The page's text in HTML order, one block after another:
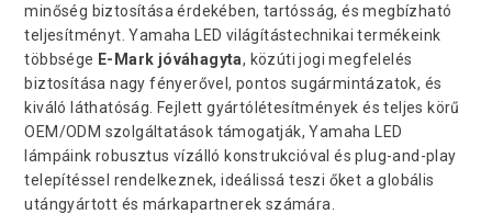
minőség biztosítása érdekében, tartósság, és megbízható
teljesítményt. Yamaha LED világítástechnikai termékeink
többsége E-Mark jóváhagyta, közúti jogi megfelelés
biztosítása nagy fényerővel, pontos sugármintázatok, és
kiváló láthatóság. Fejlett gyártólétesítmények és teljes körű
OEM/ODM szolgáltatások támogatják, Yamaha LED
lámpáink robusztus vízálló konstrukcióval és plug-and-play
telepítéssel rendelkeznek, ideálissá teszi őket a globális
utángyártott és márkapartnerek számára.